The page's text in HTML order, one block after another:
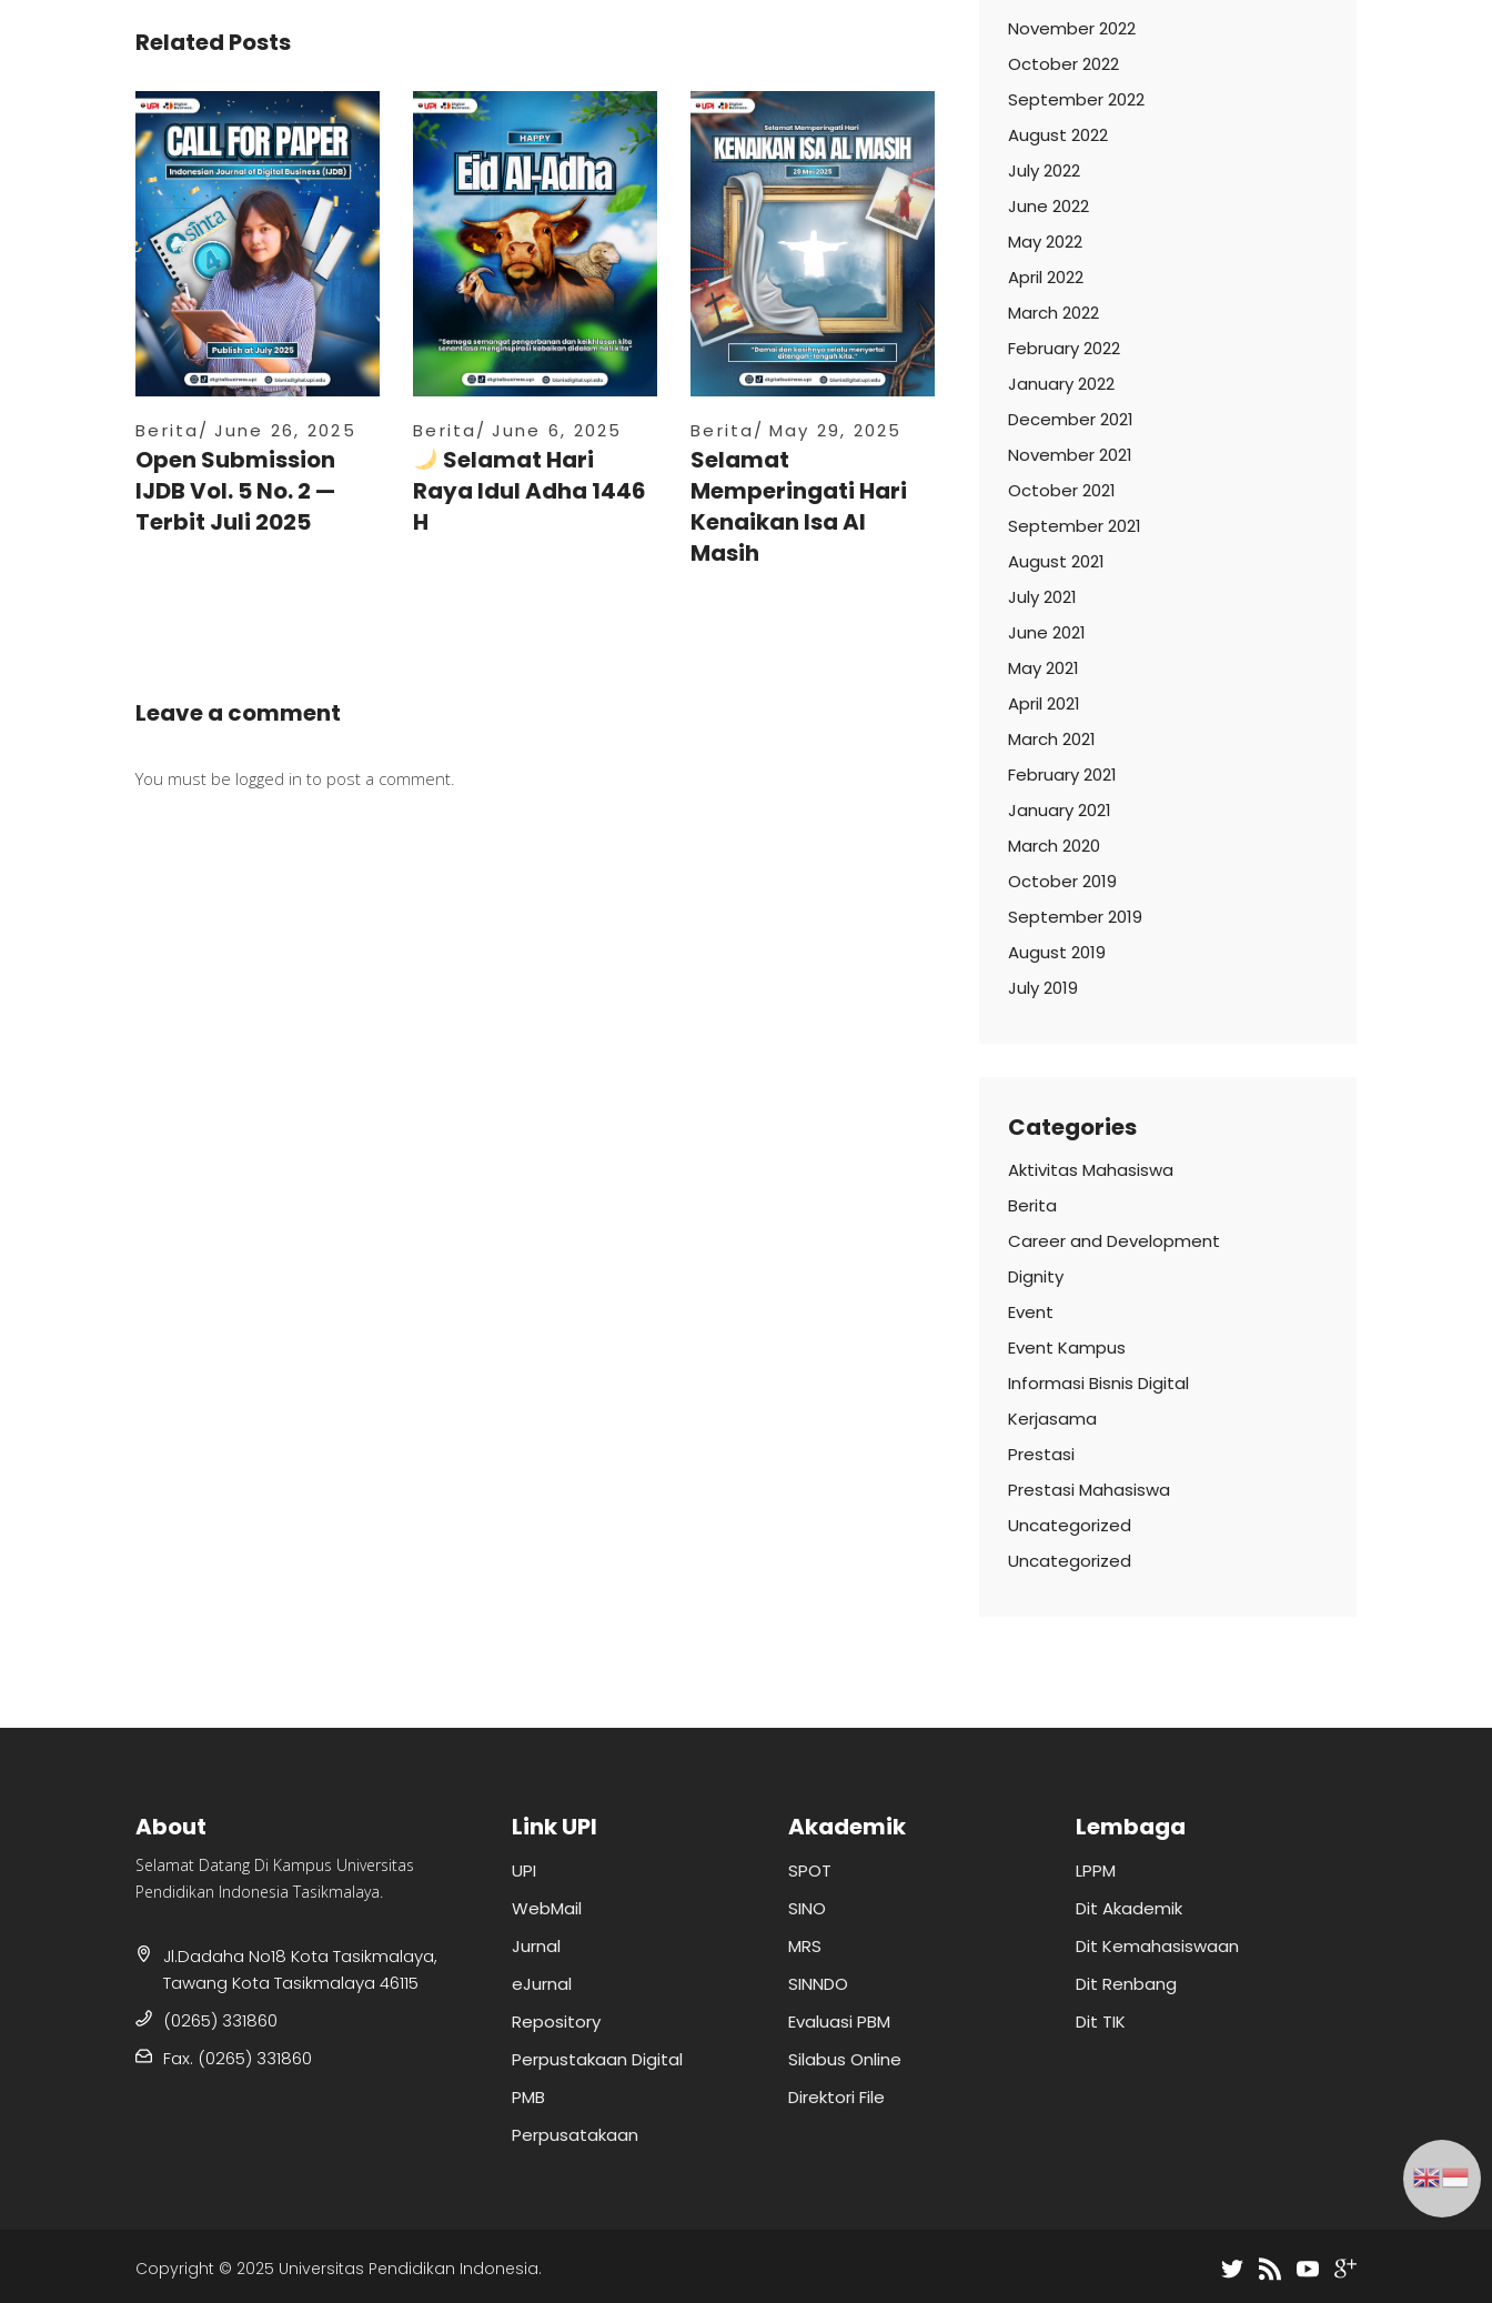
Related Posts
Berita June 26, 2025
Open Submission
IJDB Vol. 5 No. 2 —
Terbit Juli 2025
Berita June 6, 2025
Selamat Hari
Raya Idul Adha 1446
H
Berita May 29, 2025
Selamat
Memperingati Hari
Kenaikan Isa Al
Masih
Leave a comment
You must be logged in to post a comment.
November 2022
October 2022
September 2022
August 2022
July 2022
June 2022
May 2022
April 2022
March 2022
February 2022
January 2022
December 2021
November 2021
October 2021
September 2021
August 2021
July 2021
June 2021
May 2021
April 2021
March 2021
February 2021
January 2021
March 2020
October 2019
September 2019
August 2019
July 2019
Categories
Aktivitas Mahasiswa
Berita
Career and Development
Dignity
Event
Event Kampus
Informasi Bisnis Digital
Kerjasama
Prestasi
Prestasi Mahasiswa
Uncategorized
Uncategorized
About
Selamat Datang Di Kampus Universitas
Pendidikan Indonesia Tasikmalaya.
Jl.Dadaha No18 Kota Tasikmalaya,
Tawang Kota Tasikmalaya 46115
(0265) 331860
Fax. (0265) 331860
Link UPI
UPI
WebMail
Jurnal
eJurnal
Repository
Perpustakaan Digital
PMB
Perpusatakaan
Akademik
SPOT
SINO
MRS
SINNDO
Evaluasi PBM
Silabus Online
Direktori File
Lembaga
LPPM
Dit Akademik
Dit Kemahasiswaan
Dit Renbang
Dit TIK
Copyright © 2025 Universitas Pendidikan Indonesia.